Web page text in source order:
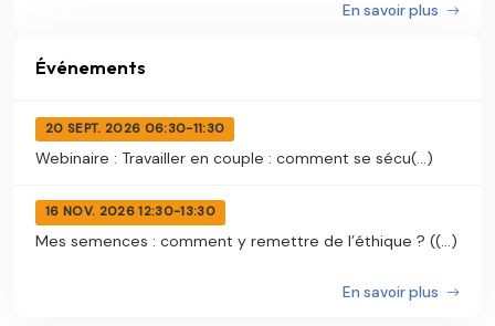
En savoir plus
Événements
20 SEPT. 2026 06:30-11:30
Webinaire : Travailler en couple : comment se sécu(...)
16 NOV. 2026 12:30-13:30
Mes semences : comment y remettre de l’éthique ? ((...)
En savoir plus